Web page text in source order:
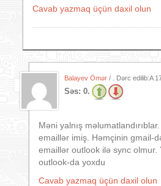
Cavab yazmaq üçün daxil olun
Balayev Ömər / . Dərc edilib:A
Səs: 0.
Məni yalnış
emaillər imiş. Həmçinin gmail-
emaillər outlook ilə sync olmur.
outlook-da yoxdu
Cavab yazmaq üçün daxil olun